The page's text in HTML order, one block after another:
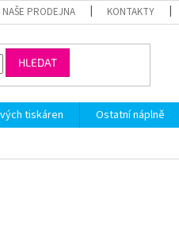
NAŠE PRODEJNA KONTAKTY
HLEDAT
tiskáren Ostatní náplně